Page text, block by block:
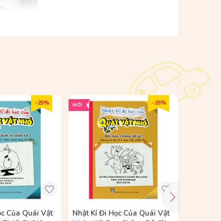
KHÔNG NGỪNG!
- 25%
Của Quái Vật
- 25%
MỚI
Nhật Kí Đi Học Của Quái Vật